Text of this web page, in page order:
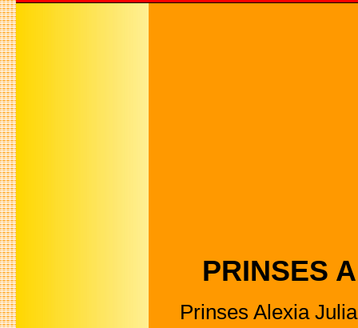
PRINSES
Prinses Alexia